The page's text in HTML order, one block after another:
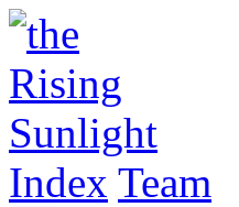
Index Team